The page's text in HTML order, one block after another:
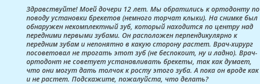
Здравствуйте! Моей дочери 12 лет. Мы обратились к ортодонту по
поводу установки брекетов (немного торчат клыки). На снимке был
обнаружен некомплектный зуб, который находится по центру над
передними первыми зубами. Он расположен перпендикулярно к
передним зубам и непонятно в какую сторону растет. Врач-хирург
посоветовал не трогать этот зуб (не беспокоит, ну и ладно). Врач-
ортодонт не советует устанавливать брекеты, так как думает,
что они могут дать толчок к росту этого зуба. А пока он вроде как
и не растет. Подскажите, пожалуйста, что делать?